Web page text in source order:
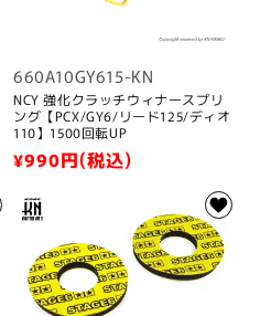
660A10GY615-KN
NCY 強化クラッチウィナースプリ
ング【PCX/GY6/リード125/ディオ
110】1500回転UP
通
価
¥990円(税込)